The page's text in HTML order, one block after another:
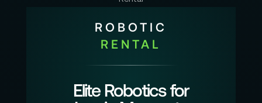
ROBOTIC
RENTAL
Elite Robotics for